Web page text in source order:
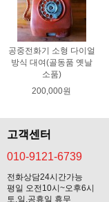
공중전화기 소형 다이얼
방식 대여(골동품 옛날
소품)
200,000원
고객센터
010-9121-6739
전화상담24시간가능
평일 오전10시~오후6시
토,일,공휴일 휴무